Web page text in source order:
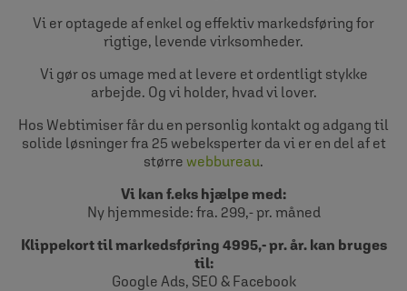
Vi er optagede af enkel og effektiv markedsføring for
rigtige, levende virksomheder.
Vi gør os umage med at levere et ordentligt stykke
arbejde. Og vi holder, hvad vi lover.
Hos Webtimiser får du en personlig kontakt og adgang til
solide løsninger fra 25 webeksperter da vi er en del af et
større webbureau.
Vi kan f.eks hjælpe med:
Ny hjemmeside: fra. 299,- pr. måned
Klippekort til markedsføring 4995,- pr. år. kan bruges
til:
Google Ads, SEO & Facebook